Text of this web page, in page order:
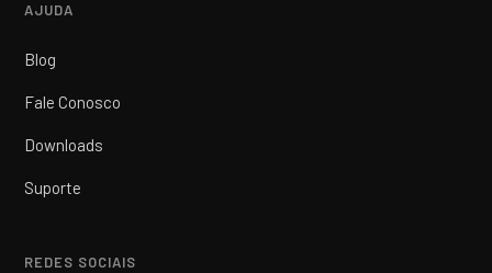
AJUDA
Blog
Fale Conosco
Downloads
Suporte
REDES SOCIAIS